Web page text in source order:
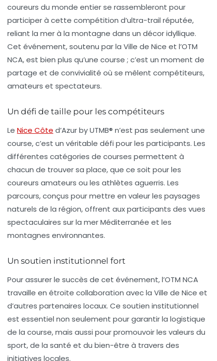
coureurs du monde entier se rassembleront pour
participer à cette compétition d’ultra-trail réputée,
reliant la mer à la montagne dans un décor idyllique.
Cet événement, soutenu par la Ville de Nice et l’OTM
NCA, est bien plus qu’une course ; c’est un moment de
partage et de convivialité où se mêlent compétiteurs,
amateurs et spectateurs.
Un défi de taille pour les compétiteurs
Le Nice Côte d’Azur by UTMB® n’est pas seulement une
course, c’est un véritable défi pour les participants. Les
différentes catégories de courses permettent à
chacun de trouver sa place, que ce soit pour les
coureurs amateurs ou les athlètes aguerris. Les
parcours, conçus pour mettre en valeur les paysages
naturels de la région, offrent aux participants des vues
spectaculaires sur la mer Méditerranée et les
montagnes environnantes.
Un soutien institutionnel fort
Pour assurer le succès de cet événement, l’OTM NCA
travaille en étroite collaboration avec la Ville de Nice et
d’autres partenaires locaux. Ce soutien institutionnel
est essentiel non seulement pour garantir la logistique
de la course, mais aussi pour promouvoir les valeurs du
sport, de la santé et du bien-être à travers des
initiatives locales.